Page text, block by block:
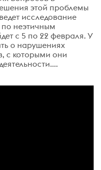
этой проблемы
исследование
неэтичным
с 5 по 22 февраля. У
о нарушениях
с которыми они